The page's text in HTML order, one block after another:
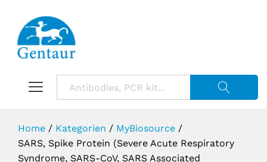
Home / Kategorien / MyBiosource /
SARS, Spike Protein (Severe Acute Respiratory
Syndrome, SARS-CoV, SARS Associated